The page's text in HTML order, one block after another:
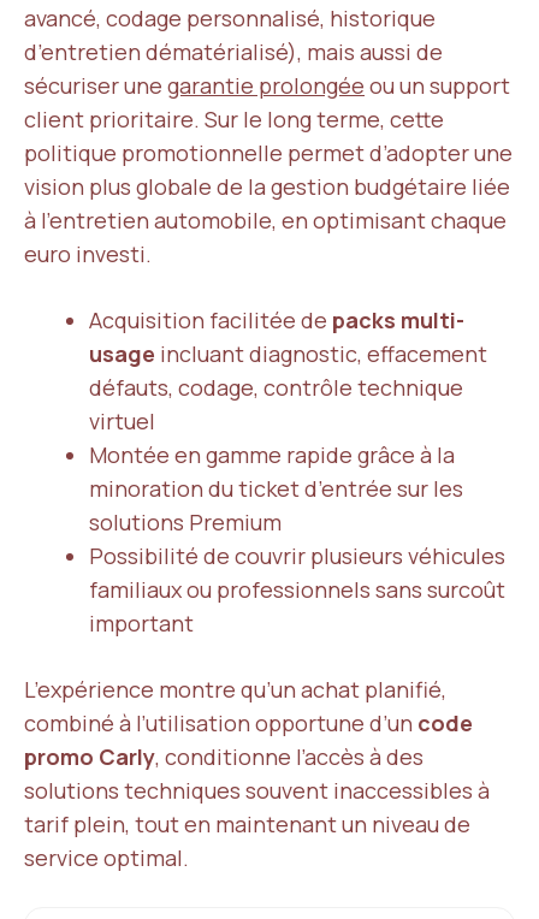
avancé, codage personnalisé, historique
d’entretien dématérialisé), mais aussi de
sécuriser une garantie prolongée ou un support
client prioritaire. Sur le long terme, cette
politique promotionnelle permet d’adopter une
vision plus globale de la gestion budgétaire liée
à l’entretien automobile, en optimisant chaque
euro investi.
Acquisition facilitée de packs multi-
usage incluant diagnostic, effacement
défauts, codage, contrôle technique
virtuel
Montée en gamme rapide grâce à la
minoration du ticket d’entrée sur les
solutions Premium
Possibilité de couvrir plusieurs véhicules
familiaux ou professionnels sans surcoût
important
L’expérience montre qu’un achat planifié,
combiné à l’utilisation opportune d’un code
promo Carly, conditionne l’accès à des
solutions techniques souvent inaccessibles à
tarif plein, tout en maintenant un niveau de
service optimal.